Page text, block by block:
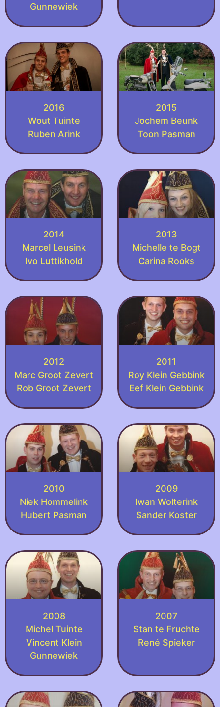
Gunnewiek
2016
Wout Tuinte
Ruben Arink
2015
Jochem Beunk
Toon Pasman
2014
Marcel Leusink
Ivo Luttikhold
2013
Michelle te Bogt
Carina Rooks
2012
Marc Groot Zevert
Rob Groot Zevert
2011
Roy Klein Gebbink
Eef Klein Gebbink
2010
Niek Hommelink
Hubert Pasman
2009
Iwan Wolterink
Sander Koster
2008
Michel Tuinte
Vincent Klein
Gunnewiek
2007
Stan te Fruchte
René Spieker